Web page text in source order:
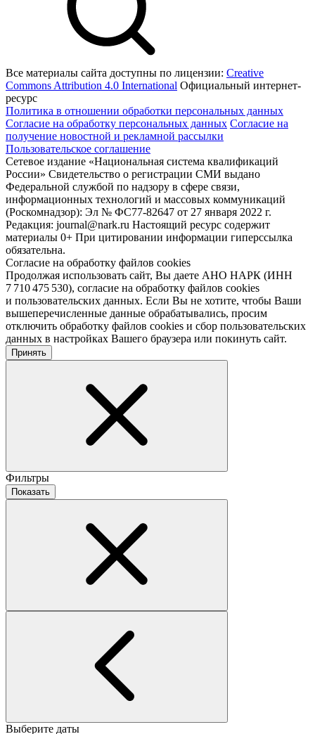
Все материалы сайта доступны по лицензии: Creative
Commons Attribution 4.0 International Официальный интернет-
ресурс
Политика в отношении обработки персональных данных
Согласие на обработку персональных данных Согласие на
получение новостной и рекламной рассылки
Пользовательское соглашение
Сетевое издание «Национальная система квалификаций
России» Свидетельство о регистрации СМИ выдано
Федеральной службой по надзору в сфере связи,
информационных технологий и массовых коммуникаций
(Роскомнадзор): Эл № ФС77-82647 от 27 января 2022 г.
Редакция: journal@nark.ru Настоящий ресурс содержит
материалы 0+ При цитировании информации гиперссылка
обязательна.
Согласие на обработку файлов cookies
Продолжая использовать сайт, Вы даете АНО НАРК (ИНН
7 710 475 530), согласие на обработку файлов cookies
и пользовательских данных. Если Вы не хотите, чтобы Ваши
вышеперечисленные данные обрабатывались, просим
отключить обработку файлов cookies и сбор пользовательских
данных в настройках Вашего браузера или покинуть сайт.
Принять
Фильтры
Показать
Выберите даты